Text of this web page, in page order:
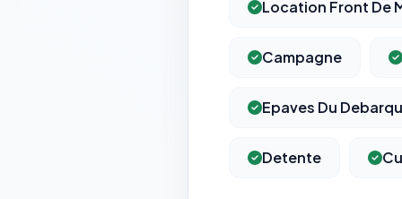
Location Front De
Campagne
Epaves Du
Detente